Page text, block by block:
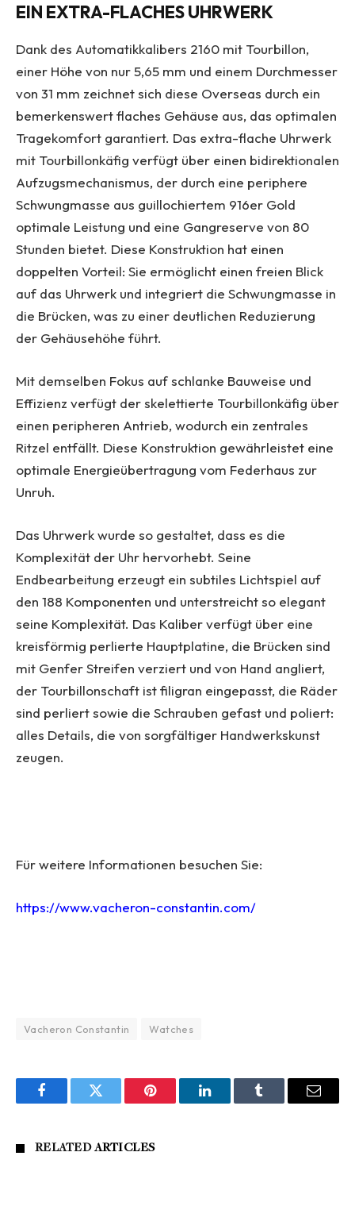
EIN EXTRA-FLACHES UHRWERK
Dank des Automatikkalibers 2160 mit Tourbillon,
einer Höhe von nur 5,65 mm und einem Durchmesser
von 31 mm zeichnet sich diese Overseas durch ein
bemerkenswert flaches Gehäuse aus, das optimalen
Tragekomfort garantiert. Das extra-flache Uhrwerk
mit Tourbillonkäfig verfügt über einen bidirektionalen
Aufzugsmechanismus, der durch eine periphere
Schwungmasse aus guillochiertem 916er Gold
optimale Leistung und eine Gangreserve von 80
Stunden bietet. Diese Konstruktion hat einen
doppelten Vorteil: Sie ermöglicht einen freien Blick
auf das Uhrwerk und integriert die Schwungmasse in
die Brücken, was zu einer deutlichen Reduzierung
der Gehäusehöhe führt.
Mit demselben Fokus auf schlanke Bauweise und
Effizienz verfügt der skelettierte Tourbillonkäfig über
einen peripheren Antrieb, wodurch ein zentrales
Ritzel entfällt. Diese Konstruktion gewährleistet eine
optimale Energieübertragung vom Federhaus zur
Unruh.
Das Uhrwerk wurde so gestaltet, dass es die
Komplexität der Uhr hervorhebt. Seine
Endbearbeitung erzeugt ein subtiles Lichtspiel auf
den 188 Komponenten und unterstreicht so elegant
seine Komplexität. Das Kaliber verfügt über eine
kreisförmig perlierte Hauptplatine, die Brücken sind
mit Genfer Streifen verziert und von Hand angliert,
der Tourbillonschaft ist filigran eingepasst, die Räder
sind perliert sowie die Schrauben gefast und poliert:
alles Details, die von sorgfältiger Handwerkskunst
zeugen.
Für weitere Informationen besuchen Sie:
https://www.vacheron-constantin.com/
Vacheron Constantin Watches
FacebookTwitter Pinterest LinkedInTumblr Email
RELATEDARTICLES